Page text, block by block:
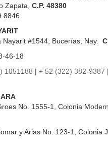
Zapata, C.P. 48380
8846
Nayarit #1544, Bucerías, Nay.
46-18
1051188 | + 52 (322) 382-9387 |
No. 1555-1, Colonia
y Arias No. 123-1, Colonia